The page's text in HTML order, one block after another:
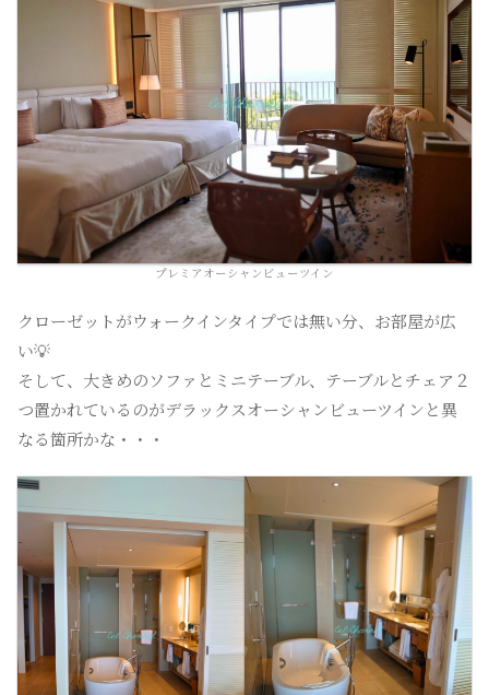
プレミアオーシャンビューツイン
クローゼットがウォークインタイプでは無い分、お部屋が広
い💡
そして、大きめのソファとミニテーブル、テーブルとチェア２
つ置かれているのがデラックスオーシャンビューツインと異
なる箇所かな・・・